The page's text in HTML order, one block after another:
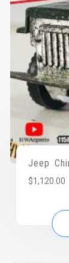
Jeep
$1,120.00